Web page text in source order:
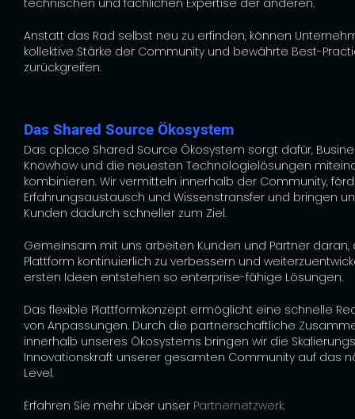
Anstatt das Rad selbst neu zu erfinden, können
kollektive Stärke der Community und bewährte Best-
zurückgreifen.
Das Shared Source Ökosystem
Das cplace Shared Source Ökosystem sorgt dafür,
Knowhow und die neuesten Technologielösungen
kombinieren. Wir vermitteln innerhalb der Community,
Erfahrungsaustausch und Wissenstransfer und bringen
Kunden dadurch schneller zum Ziel.
Gemeinsam mit uns arbeiten Kunden und Partner
Plattform kontinuierlich zu verbessern und
ersten Ideen entstehen so enterprise-fähige Lösungen.
Das flexible Plattformkonzept ermöglicht eine schnelle
von Anpassungen. Durch die partnerschaftliche
innerhalb unseres Ökosystems bringen wir die
Innovationskraft unserer gesamten Community auf das
Level.
Erfahren Sie mehr über unser Partnernetzwerk.